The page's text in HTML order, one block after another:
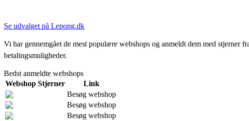
Se udvalget på Lepong.dk
Vi har gennemgået de mest populære webshops og anmeldt dem med stjerner
betalingsmuligheder.
Bedst anmeldte webshops
Webshop Stjerner
Link
Besøg webshop
Besøg webshop
Besøg webshop